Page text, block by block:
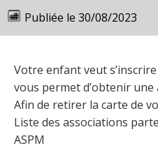
Publiée le 30/08/2023
Votre enfant veut
vous permet d’obtenir
Afin de retirer la carte de
Liste des associations
ASPM